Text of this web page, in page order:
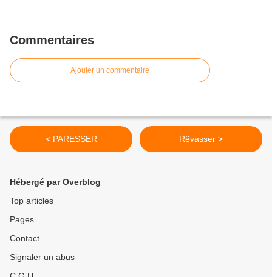
Commentaires
Ajouter un commentaire
< PARESSER Rêvasser >
Hébergé par Overblog
Top articles
Pages
Contact
Signaler un abus